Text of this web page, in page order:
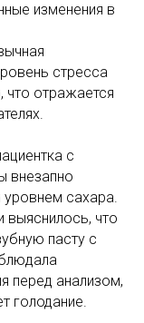
изменения в
стресса
что отражается
с
внезапно
сахара.
выяснилось, что
пасту с
перед анализом,
голодание.